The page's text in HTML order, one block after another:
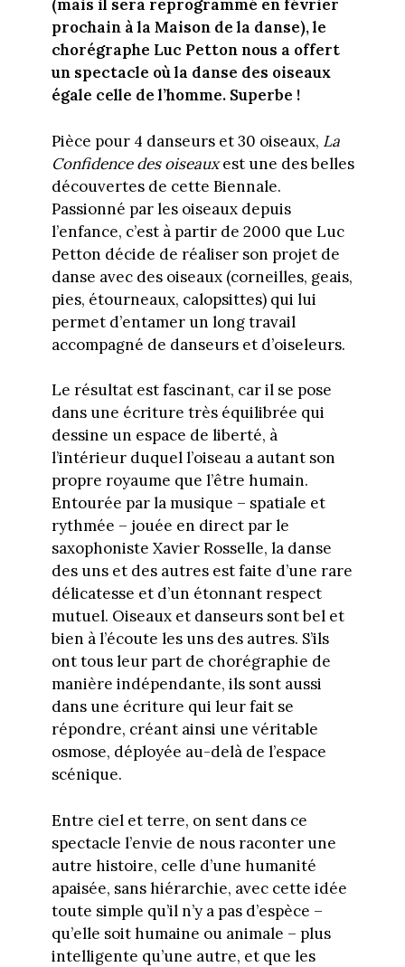
(mais il sera reprogrammé en février
prochain à la Maison de la danse), le
chorégraphe Luc Petton nous a offert
un spectacle où la danse des oiseaux
égale celle de l’homme. Superbe !
Pièce pour 4 danseurs et 30 oiseaux, La
Confidence des oiseauxest une des belles
découvertes de cette Biennale.
Passionné par les oiseaux depuis
l’enfance, c’est à partir de 2000 que Luc
Petton décide de réaliser son projet de
danse avec des oiseaux (corneilles, geais,
pies, étourneaux, calopsittes) qui lui
permet d’entamer un long travail
accompagné de danseurs et d’oiseleurs.
Le résultat est fascinant, car il se pose
dans une écriture très équilibrée qui
dessine un espace de liberté, à
l’intérieur duquel l’oiseau a autant son
propre royaume que l’être humain.
Entourée par la musique – spatiale et
rythmée – jouée en direct par le
saxophoniste Xavier Rosselle, la danse
des uns et des autres est faite d’une rare
délicatesse et d’un étonnant respect
mutuel. Oiseaux et danseurs sont bel et
bien à l’écoute les uns des autres. S’ils
ont tous leur part de chorégraphie de
manière indépendante, ils sont aussi
dans une écriture qui leur fait se
répondre, créant ainsi une véritable
osmose, déployée au-delà de l’espace
scénique.
Entre ciel et terre, on sent dans ce
spectacle l’envie de nous raconter une
autre histoire, celle d’une humanité
apaisée, sans hiérarchie, avec cette idée
toute simple qu’il n’y a pas d’espèce –
qu’elle soit humaine ou animale – plus
intelligente qu’une autre, et que les